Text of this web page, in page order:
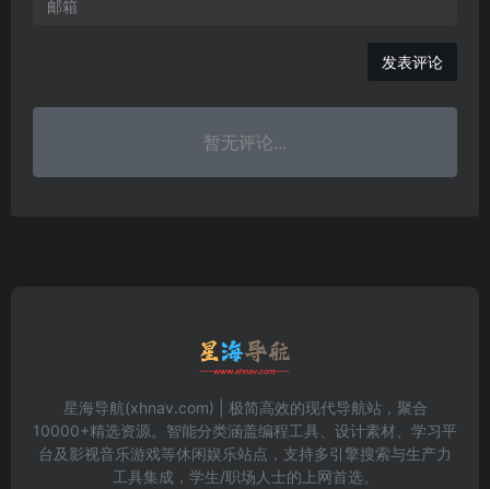
发表评论
暂无评论...
星海导航(xhnav.com) | 极简高效的现代导航站，聚合
10000+精选资源。智能分类涵盖编程工具、设计素材、学习平
台及影视音乐游戏等休闲娱乐站点，支持多引擎搜索与生产力
工具集成，学生/职场人士的上网首选。